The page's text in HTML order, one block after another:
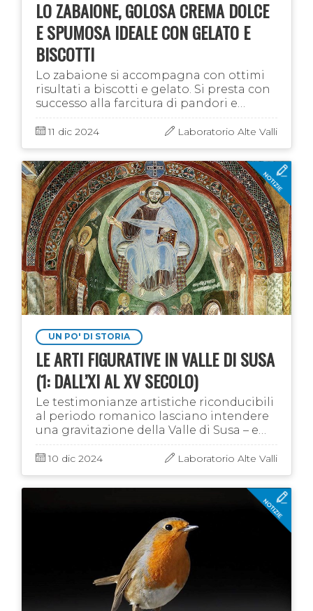
LO ZABAIONE, GOLOSA CREMA DOLCE
E SPUMOSA IDEALE CON GELATO E
BISCOTTI
Lo zabaione si accompagna con ottimi
risultati a biscotti e gelato. Si presta con
successo alla farcitura di pandori e
panettoni, ma è ottimo anche
consumato tale e quale, oltre ad essere
crema …
11 dic 2024 Laboratorio Alte Valli
UN PO' DI STORIA
LE ARTI FIGURATIVE IN VALLE DI SUSA
(1: DALL’XI AL XV SECOLO)
Le testimonianze artistiche riconducibili
al periodo romanico lasciano intendere
una gravitazione della Valle di Susa – e
nello specifico delle prestigiose
istituzioni monastiche che la costellano
10 dic 2024 Laboratorio Alte Valli